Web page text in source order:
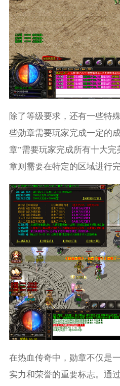
除了等级要求，还有一些特
些勋章需要玩家完成一定的
章”需要玩家完成所有十大
章则需要在特定的区域进行
在热血传奇中，勋章不仅是
实力和荣誉的重要标志。通